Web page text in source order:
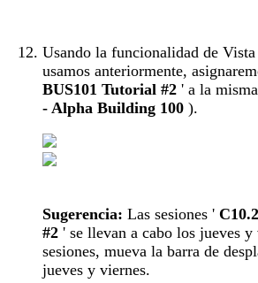
Usando la funcionalidad de
usamos anteriormente,
BUS101 Tutorial #2 ' a la
- Alpha Building 100 ).
Sugerencia: Las sesiones '
#2 ' se llevan a cabo los jueves
sesiones, mueva la barra de
jueves y viernes.